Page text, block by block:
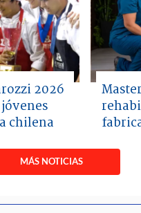
2026
chilena
MÁS NOTICIAS